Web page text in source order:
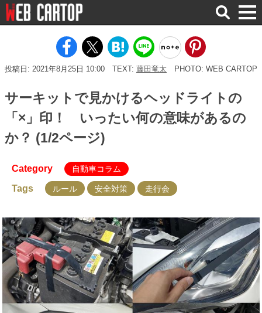
検
索
投稿日: 2021年8月25日 10:00 TEXT: 藤田竜太 PHOTO: WEB CARTOP
サーキットで見かけるヘッドライトの
「×」印！ いったい何の意味があるの
か？ (1/2ページ)
Category 自動車コラム
Tags ルール 安全対策 走行会